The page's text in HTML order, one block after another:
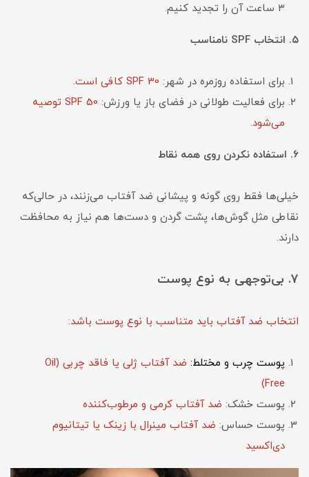
۳ ساعت آن را تجدید کنیم.
۵. انتخاب SPF نامناسب
برای استفاده روزمره در شهر: SPF 30 کافی است
.
برای فعالیت طولانی در فضای باز یا ورزش:
SPF 50 توصیه
می‌شود.
۶. استفاده نکردن روی همه نقاط
خیلی‌ها فقط روی گونه و پیشانی ضد آفتاب می‌زنند، در حالی‌که
نقاطی مثل گوش‌ها، پشت گردن و دست‌ها هم نیاز به محافظت
دارند.
۷. بی‌توجهی به نوع پوست
انتخاب ضد آفتاب باید متناسب با نوع پوست باشد:
پوست چرب و مختلط:
ضد آفتاب ژلی یا فاقد چربی (Oil
Free)
پوست خشک: ضد آفتاب کرمی و مرطوب‌کننده
پوست حساس: ضد آفتاب مینرال با زینک یا تیتانیوم
دی‌اکسید